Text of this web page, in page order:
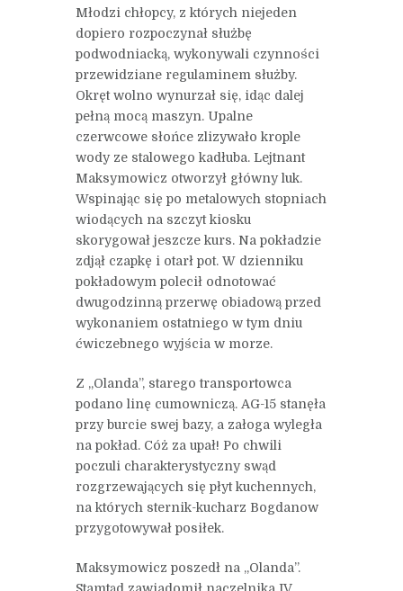
Młodzi chłopcy, z których niejeden
dopiero rozpoczynał służbę
podwodniacką, wykonywali czynności
przewidziane regulaminem służby.
Okręt wolno wynurzał się, idąc dalej
pełną mocą maszyn. Upalne
czerwcowe słońce zlizywało krople
wody ze stalowego kadłuba. Lejtnant
Maksymowicz otworzył główny luk.
Wspinając się po metalowych stopniach
wiodących na szczyt kiosku
skorygował jeszcze kurs. Na pokładzie
zdjął czapkę i otarł pot. W dzienniku
pokładowym polecił odnotować
dwugodzinną przerwę obiadową przed
wykonaniem ostatniego w tym dniu
ćwiczebnego wyjścia w morze.
Z „Olanda”, starego transportowca
podano linę cumowniczą. AG-15 stanęła
przy burcie swej bazy, a załoga wyległa
na pokład. Cóż za upał! Po chwili
poczuli charakterystyczny swąd
rozgrzewających się płyt kuchennych,
na których sternik-kucharz Bogdanow
przygotowywał posiłek.
Maksymowicz poszedł na „Olanda”.